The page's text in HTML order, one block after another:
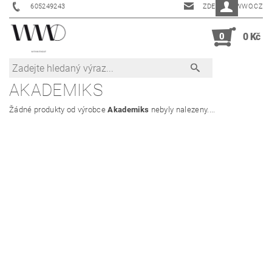
605249243 ZDENKA@WWO.CZ
0 0 Kč
AKADEMIKS
Žádné produkty od výrobceAkademiks nebyly nalezeny....